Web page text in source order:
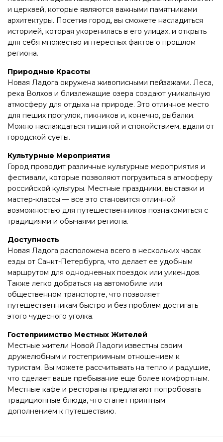
и церквей, которые являются важными памятниками
архитектуры. Посетив город, вы сможете насладиться
историей, которая укоренилась в его улицах, и открыть
для себя множество интересных фактов о прошлом
региона.
Природные Красоты
Новая Ладога окружена живописными пейзажами. Леса,
река Волхов и близлежащие озера создают уникальную
атмосферу для отдыха на природе. Это отличное место
для пеших прогулок, пикников и, конечно, рыбалки.
Можно наслаждаться тишиной и спокойствием, вдали от
городской суеты.
Культурные Мероприятия
Город проводит различные культурные мероприятия и
фестивали, которые позволяют погрузиться в атмосферу
российской культуры. Местные праздники, выставки и
мастер-классы — все это становится отличной
возможностью для путешественников познакомиться с
традициями и обычаями региона.
Доступность
Новая Ладога расположена всего в нескольких часах
езды от Санкт-Петербурга, что делает ее удобным
маршрутом для однодневных поездок или уикендов.
Также легко добраться на автомобиле или
общественном транспорте, что позволяет
путешественникам быстро и без проблем достигать
этого чудесного уголка.
Гостеприимство Местных Жителей
Местные жители Новой Ладоги известны своим
дружелюбным и гостеприимным отношением к
туристам. Вы можете рассчитывать на тепло и радушие,
что сделает ваше пребывание еще более комфортным.
Местные кафе и рестораны предлагают попробовать
традиционные блюда, что станет приятным
дополнением к путешествию.